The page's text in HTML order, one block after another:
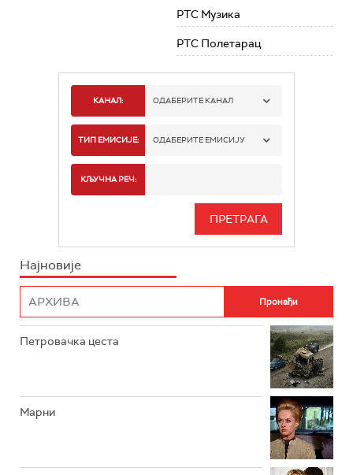
РТС Музика
РТС Полетарац
КАНАЛ: ОДАБЕРИТЕ КАНАЛ
РТС 1
РТС 3
ТИП ЕМИСИЈЕ: ОДАБЕРИТЕ ЕМИСИЈУ
ИНФО
КЉУЧНА РЕЧ:
Најновије
Петровачка цеста
Марни